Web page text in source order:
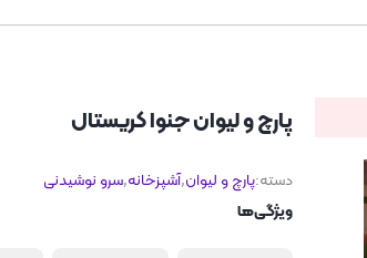
پارچ و لیوان جنوا کریستال
دسته:پارچ و لیوان,آشپزخانه,سرو نوشیدنی
ویژگی‌ها